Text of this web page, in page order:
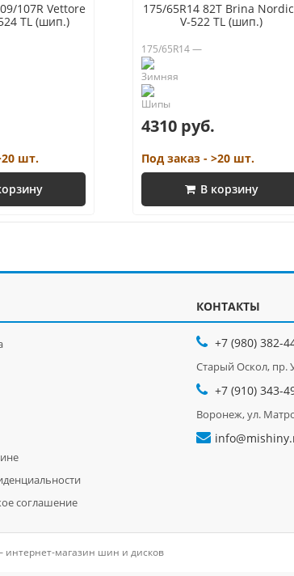
107R Vettore
TL (шип.)
шт.
175/65R14 82T Brina
V-522 TL (шип.)
175/65R14 —
4310 руб.
Под заказ - >20 шт.
В корзину
соглашение
КОНТАКТЫ
+7 (980) 382-
Старый Оскол, пр.
+7 (910) 343-
Воронеж, ул.
магазин шин и дисков